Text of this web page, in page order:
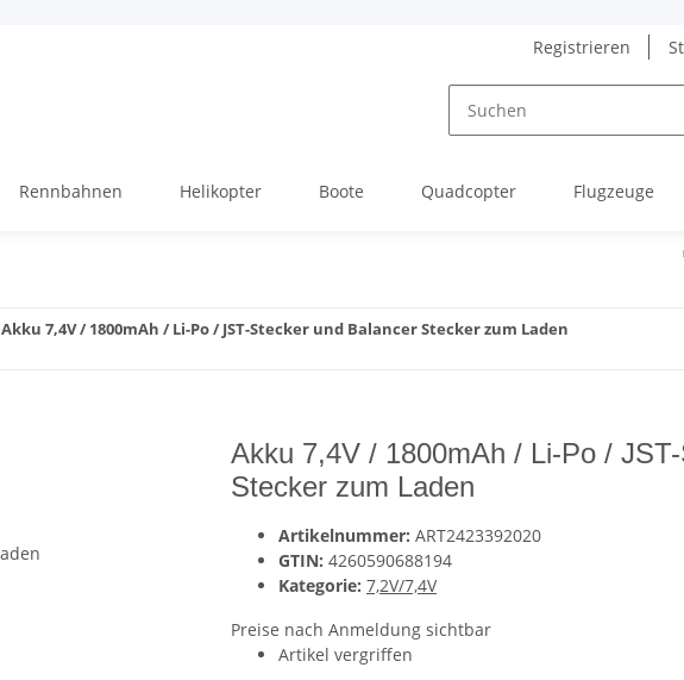
Registrieren
Rennbahnen Helikopter Boote Quadcopter Flugzeuge
Akku 7,4V / 1800mAh / Li-Po / JST-Stecker und Balancer Stecker zum Laden
Akku 7,4V / 1800mAh / Li-Po /
Stecker zum Laden
Artikelnummer: ART2423392020
GTIN: 4260590688194
Kategorie: 7,2V/7,4V
Preise nach Anmeldung sichtbar
Artikel vergriffen